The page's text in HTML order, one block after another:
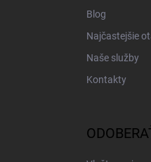
Blog
Najčastejšie
Naše služby
Kontakty